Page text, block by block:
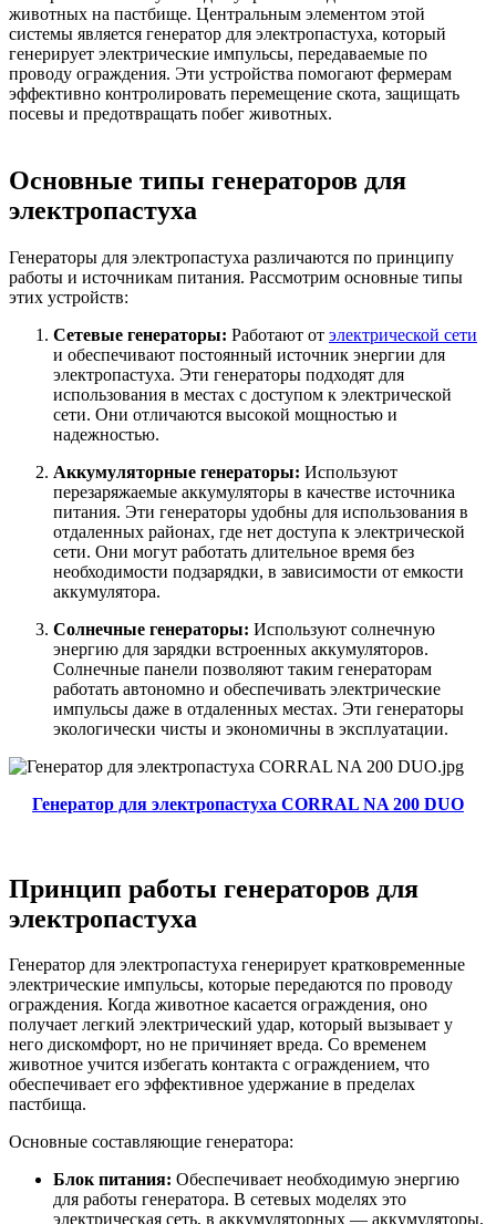
животных на пастбище. Центральным элементом этой
системы является генератор для электропастуха, который
генерирует электрические импульсы, передаваемые по
проводу ограждения. Эти устройства помогают фермерам
эффективно контролировать перемещение скота, защищать
посевы и предотвращать побег животных.
Основные типы генераторов для
электропастуха
Генераторы для электропастуха различаются по принципу
работы и источникам питания. Рассмотрим основные типы
этих устройств:
Сетевые генераторы: Работают от электрической сети
и обеспечивают постоянный источник энергии для
электропастуха. Эти генераторы подходят для
использования в местах с доступом к электрической
сети. Они отличаются высокой мощностью и
надежностью.
Аккумуляторные генераторы: Используют
перезаряжаемые аккумуляторы в качестве источника
питания. Эти генераторы удобны для использования в
отдаленных районах, где нет доступа к электрической
сети. Они могут работать длительное время без
необходимости подзарядки, в зависимости от емкости
аккумулятора.
Солнечные генераторы: Используют солнечную
энергию для зарядки встроенных аккумуляторов.
Солнечные панели позволяют таким генераторам
работать автономно и обеспечивать электрические
импульсы даже в отдаленных местах. Эти генераторы
экологически чисты и экономичны в эксплуатации.
Генератор для электропастуха CORRAL NA 200 DUO
Принцип работы генераторов для
электропастуха
Генератор для электропастуха генерирует кратковременные
электрические импульсы, которые передаются по проводу
ограждения. Когда животное касается ограждения, оно
получает легкий электрический удар, который вызывает у
него дискомфорт, но не причиняет вреда. Со временем
животное учится избегать контакта с ограждением, что
обеспечивает его эффективное удержание в пределах
пастбища.
Основные составляющие генератора:
Блок питания: Обеспечивает необходимую энергию
для работы генератора. В сетевых моделях это
электрическая сеть, в аккумуляторных — аккумуляторы,